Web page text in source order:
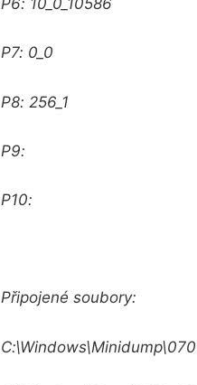
P6: 10_0_10586
P7: 0_0
P8: 256_1
P9:
P10:
Připojené soubory: